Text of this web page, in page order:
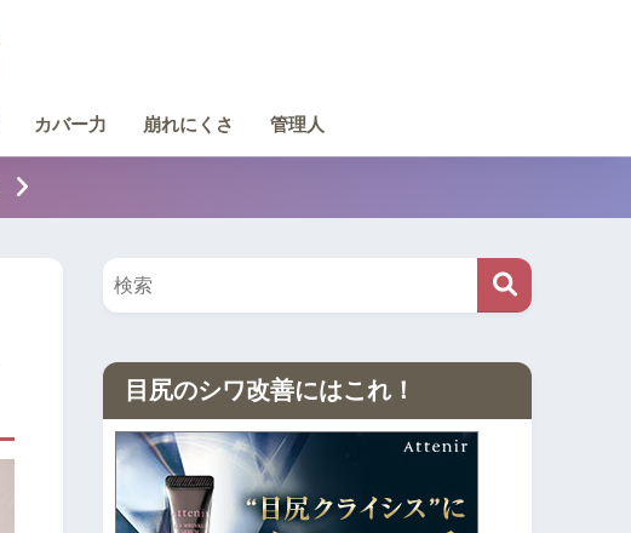
カバー力 崩れにくさ 管理人
目尻のシワ改善にはこれ！